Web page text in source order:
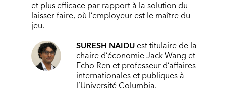
et plus efficace par rapport à la solution du
laisser-faire, où l’employeur est le maître du
jeu.
SURESH NAIDUest titulaire de la
chaire d’économie Jack Wang et
Echo Ren et professeur d’affaires
internationales et publiques à
l’Université Columbia.